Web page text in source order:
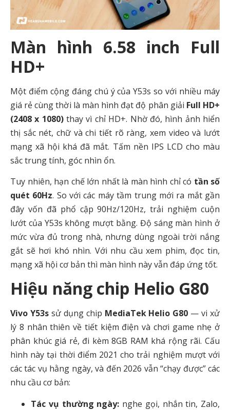
Màn hình 6.58 inch Full
HD+
Một điểm cộng đáng chú ý của Y53s so với nhiều máy
giá rẻ cùng thời là màn hình đạt độ phân giải Full HD+
(2408 x 1080)thay vì chỉ HD+. Nhờ đó, hình ảnh hiển
thị sắc nét, chữ và chi tiết rõ ràng, xem video và lướt
mạng xã hội khá đã mắt. Tấm nền IPS LCD cho màu
sắc trung tính, góc nhìn ổn.
Tuy nhiên, hạn chế lớn nhất là màn hình chỉ có tần số
quét 60Hz. So với các máy tầm trung mới ra mắt gần
đây vốn đã phổ cập 90Hz/120Hz, trải nghiệm cuộn
lướt của Y53s không mượt bằng. Độ sáng màn hình ở
mức vừa đủ trong nhà, nhưng dùng ngoài trời nắng
gắt sẽ hơi khó nhìn. Với nhu cầu xem phim, đọc tin,
mạng xã hội cơ bản thì màn hình này vẫn đáp ứng tốt.
Hiệu năng chip Helio G80
Vivo Y53s sử dụng chip MediaTek Helio G80 — vi xử
lý 8 nhân thiên về tiết kiệm điện và chơi game nhẹ ở
phân khúc giá rẻ, đi kèm 8GB RAM khá rộng rãi. Cấu
hình này tại thời điểm 2021 cho trải nghiệm mượt với
các tác vụ hằng ngày, và đến 2026 vẫn “chạy được” các
nhu cầu cơ bản:
Tác vụ thường ngày: nghe gọi, nhắn tin, Zalo,